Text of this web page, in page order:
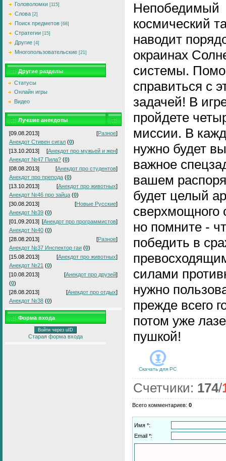
Головоломки [115]
Слова [2]
Поиск предметов [68]
Стратегии [15]
Другие [4]
Многопользовательские [21]
Другие разделы
Статусы
Онлайн игры
Видео
Лучшие анекдоты
[09.08.2013] [Разное]
Анекдот Стивен сигал (0)
[13.10.2013]
[Анекдот про мужьей и жен]
Анекдот №47 Пила? (0)
[08.08.2013]
[Анекдот про студентов]
Анекдот про препода (0)
[13.10.2013]
[Анекдот про животных]
Анекдот №46 про зайца (0)
[30.08.2013]
[Новые Русские]
Анекдот №39 (0)
[01.09.2013] [Анекдот про программистов]
Анекдот №40 (0)
[28.08.2013]
[Разное]
Анекдот №37 Инспектор гаи (0)
[15.08.2013]
[Анекдот про животных]
Анекдот №21 (0)
[10.08.2013]
[Анекдот про друзей]
(0)
[28.08.2013]
[Анекдот про отдых]
Анекдот №38 (0)
Форма входа
Войти через uID
Старая форма входа
Непобедимый
космический
наводит
окраинах
системы.
справиться с
задачей! В
пройдете
миссии. В
нужно будет
важное
вашем
будет целый
сверхмощного
но помните -
победить в
силами
нужно
прежде всего
потом уже
пушкой!
Скачать для PC
Счетчики: 174/
Всего комментариев: 0
Имя *:
Email *: